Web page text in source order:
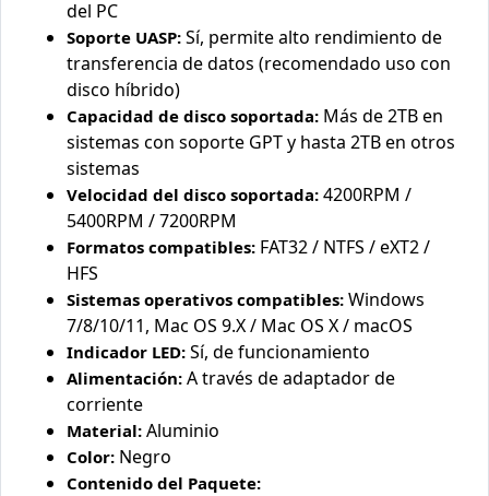
del PC
Soporte UASP: Sí, permite alto rendimiento de
transferencia de datos (recomendado uso con
disco híbrido)
Capacidad de disco soportada: Más de 2TB en
sistemas con soporte GPT y hasta 2TB en otros
sistemas
Velocidad del disco soportada: 4200RPM /
5400RPM / 7200RPM
Formatos compatibles: FAT32 / NTFS / eXT2 /
HFS
Sistemas operativos compatibles: Windows
7/8/10/11, Mac OS 9.X / Mac OS X / macOS
Indicador LED: Sí, de funcionamiento
Alimentación: A través de adaptador de
corriente
Material: Aluminio
Color: Negro
Contenido del Paquete: